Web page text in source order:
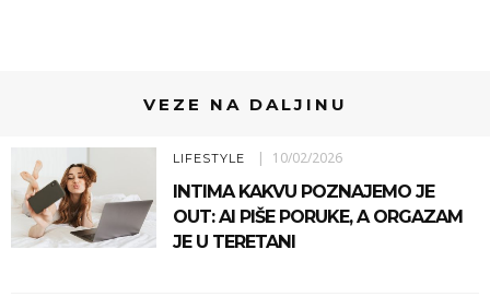
VEZE NA DALJINU
LIFESTYLE 10/02/2026
INTIMA KAKVU POZNAJEMO JE
OUT: AI PIŠE PORUKE, A ORGAZAM
JE U TERETANI